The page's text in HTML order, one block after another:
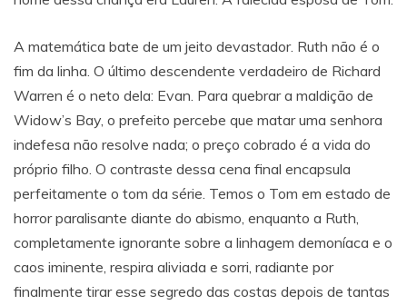
A matemática bate de um jeito devastador. Ruth não é o
fim da linha. O último descendente verdadeiro de Richard
Warren é o neto dela: Evan. Para quebrar a maldição de
Widow’s Bay, o prefeito percebe que matar uma senhora
indefesa não resolve nada; o preço cobrado é a vida do
próprio filho. O contraste dessa cena final encapsula
perfeitamente o tom da série. Temos o Tom em estado de
horror paralisante diante do abismo, enquanto a Ruth,
completamente ignorante sobre a linhagem demoníaca e o
caos iminente, respira aliviada e sorri, radiante por
finalmente tirar esse segredo das costas depois de tantas